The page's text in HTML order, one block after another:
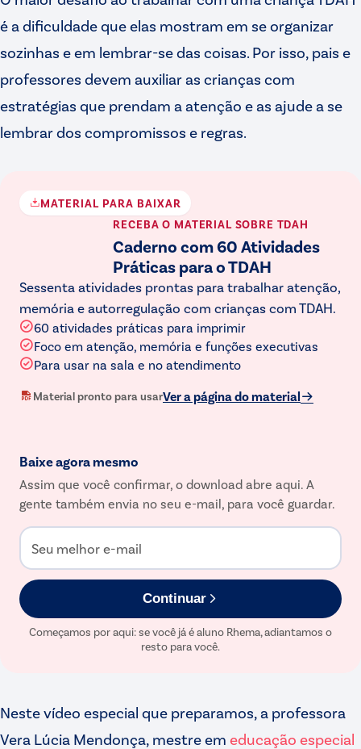
é a dificuldade que elas mostram em se organizar
sozinhas e em lembrar-se das coisas. Por isso, pais e
professores devem auxiliar as crianças com
estratégias que prendam a atenção e as ajude a se
lembrar dos compromissos e regras.
MATERIAL PARA BAIXAR
RECEBA O MATERIAL SOBRE TDAH
Caderno com 60 Atividades
Práticas para o TDAH
Sessenta atividades prontas para trabalhar atenção,
memória e autorregulação com crianças com TDAH.
60 atividades práticas para imprimir
Foco em atenção, memória e funções executivas
Para usar na sala e no atendimento
Material pronto para usarVer a página do material
Baixe agora mesmo
Assim que você confirmar, o download abre aqui. A
gente também envia no seu e-mail, para você guardar.
Seu melhor e-mail
Continuar
Começamos por aqui: se você já é aluno Rhema, adiantamos o
resto para você.
Neste vídeo especial que preparamos, a professora
Vera Lúcia Mendonça, mestre em educação especial